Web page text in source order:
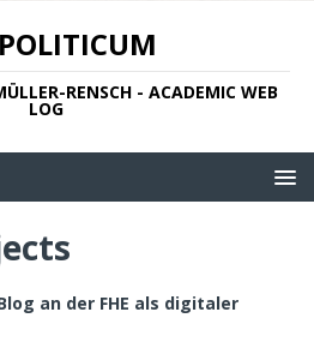
RENSCH - ACADEMIC WEB
LOG
an der FHE als digitaler